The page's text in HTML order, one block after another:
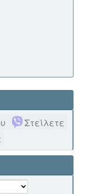
Στείλετε